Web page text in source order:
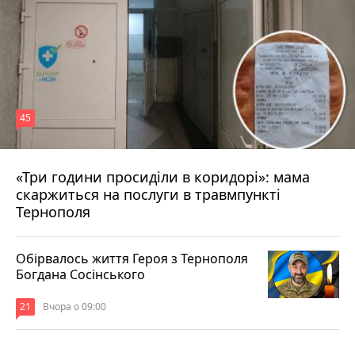
«Три години просиділи в коридорі»: мама
скаржиться на послуги в травмпункті
Тернополя
45
Вчора о 13:05
Обірвалось життя Героя з Тернополя
Богдана Сосінського
21 Вчора о 09:00